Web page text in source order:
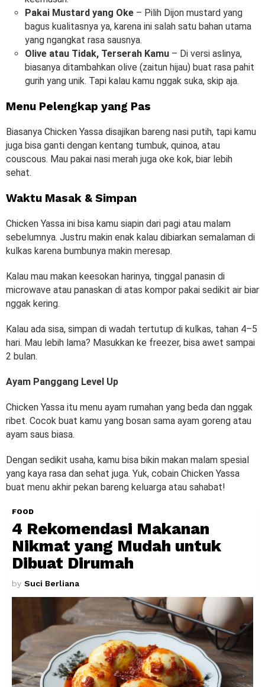
Pakai Mustard yang Oke – Pilih Dijon mustard yang
bagus kualitasnya ya, karena ini salah satu bahan utama
yang ngangkat rasa sausnya.
Olive atau Tidak, Terserah Kamu – Di versi aslinya,
biasanya ditambahkan olive (zaitun hijau) buat rasa pahit
gurih yang unik. Tapi kalau kamu nggak suka, skip aja.
Menu Pelengkap yang Pas
Biasanya Chicken Yassa disajikan bareng nasi putih, tapi kamu
juga bisa ganti dengan kentang tumbuk, quinoa, atau
couscous. Mau pakai nasi merah juga oke kok, biar lebih
sehat.
Waktu Masak & Simpan
Chicken Yassa ini bisa kamu siapin dari pagi atau malam
sebelumnya. Justru makin enak kalau dibiarkan semalaman di
kulkas karena bumbunya makin meresap.
Kalau mau makan keesokan harinya, tinggal panasin di
microwave atau panaskan di atas kompor pakai sedikit air biar
nggak kering.
Kalau ada sisa, simpan di wadah tertutup di kulkas, tahan 4–5
hari. Mau lebih lama? Masukkan ke freezer, bisa awet sampai
2 bulan.
Ayam Panggang Level Up
Chicken Yassa itu menu ayam rumahan yang beda dan nggak
ribet. Cocok buat kamu yang bosan sama ayam goreng atau
ayam saus biasa.
Dengan sedikit usaha, kamu bisa bikin makan malam spesial
yang kaya rasa dan sehat juga. Yuk, cobain Chicken Yassa
buat menu akhir pekan bareng keluarga atau sahabat!
FOOD
4 Rekomendasi Makanan
Nikmat yang Mudah untuk
Dibuat Dirumah
by Suci Berliana